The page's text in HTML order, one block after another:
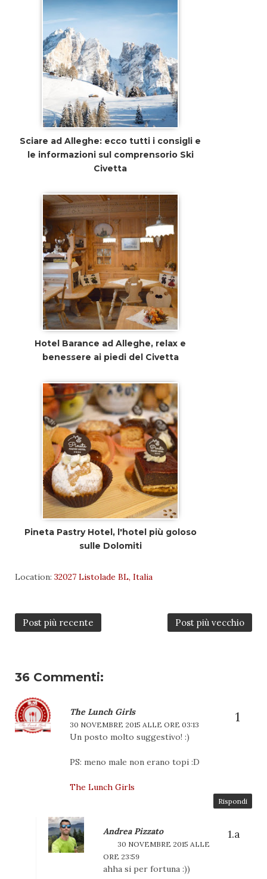
Sciare ad Alleghe: ecco tutti i consigli e
le informazioni sul comprensorio Ski
Civetta
Hotel Barance ad Alleghe, relax e
benessere ai piedi del Civetta
Pineta Pastry Hotel, l'hotel più goloso
sulle Dolomiti
Location: 32027 Listolade BL, Italia
Post più recente Post più vecchio
36 Commenti:
The Lunch Girls
30 NOVEMBRE 2015 ALLE ORE 03:13
Un posto molto suggestivo! :)
PS: meno male non erano topi :D
The Lunch Girls
Rispondi
Andrea Pizzato
30 NOVEMBRE 2015 ALLE
ORE 23:59
ahha si per fortuna :))